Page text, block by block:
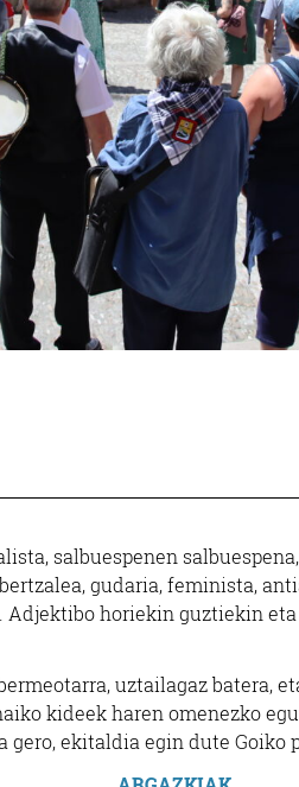
salbuespenen
gudaria, feminista,
horiekin guztiekin
uztailagaz batera,
kideek haren omenezko
ekitaldia egin dute Goiko